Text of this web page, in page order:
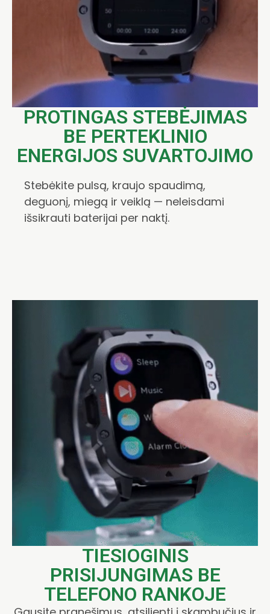
PROTINGAS STEBĖJIMAS
BE PERTEKLINIO
ENERGIJOS SUVARTOJIMO
Stebėkite pulsą, kraujo spaudimą,
deguonį, miegą ir veiklą — neleisdami
išsikrauti baterijai per naktį.
TIESIOGINIS
PRISIJUNGIMAS BE
TELEFONO RANKOJE